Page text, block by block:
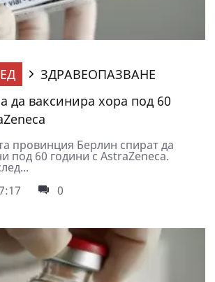
ЗДРАВЕОПАЗВАНЕ
да ваксинира хора под 60
провинция Берлин спират да
под 60 години с AstraZeneca.
0